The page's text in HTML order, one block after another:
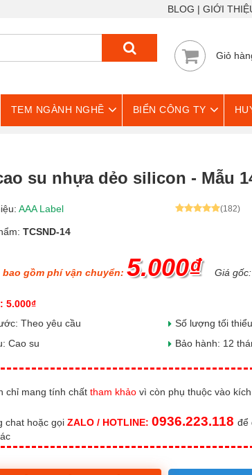
BLOG GIỚI
Giỏ
TEM NGÀNH NGHỀ BIỂN CÔNG TY
su nhựa dẻo silicon - Mẫu
AAA Label (182)
TCSND-14
bao gồm phí vận chuyển: 5.000₫ Giá gốc:
5.000₫
Theo yêu cầu
Cao su
Số lượng tối
Bảo hành: 12
chỉ mang tính chất tham khảo vì còn phụ thuộc vào
chat hoặc gọi ZALO / HOTLINE: 0936.223.118 để